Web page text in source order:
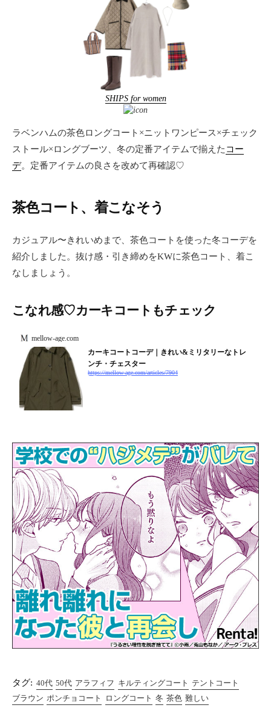
SHIPS for women
ラベンハムの茶色ロングコート×ニットワンピース×チェック
ストール×ロングブーツ、冬の定番アイテムで揃えた コー
デ。定番アイテムの良さを改めて再確認♡
茶色コート、着こなそう
カジュアル〜きれいめまで、茶色コートを使った冬コーデを
紹介しました。抜け感・引き締めをKWに茶色コート、着こ
なしましょう。
こなれ感♡カーキコートもチェック
mellow-age.com
カーキコートコーデ｜きれい&ミリタリーなトレ
ンチ・チェスター
https://mellow-age.com/articles/7904
タグ: 40代 50代 アラフィフ キルティングコート テントコート
ブラウン ポンチョコート ロングコート 冬 茶色 難しい